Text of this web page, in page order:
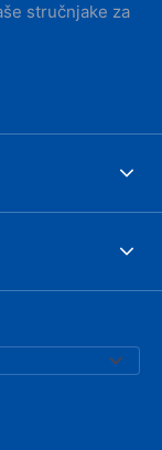
stručnjake za